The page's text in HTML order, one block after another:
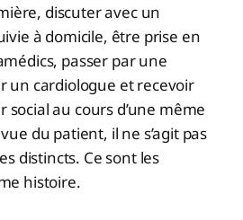
discuter avec un
à domicile, être prise en
passer par une
un cardiologue et recevoir
social au cours d’une même
du patient, il ne s’agit pas
distincts. Ce sont les
histoire.